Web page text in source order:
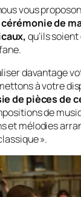
vous
de
qu’ils
davantage
à votre
de pièces de
de
et mélodies
».